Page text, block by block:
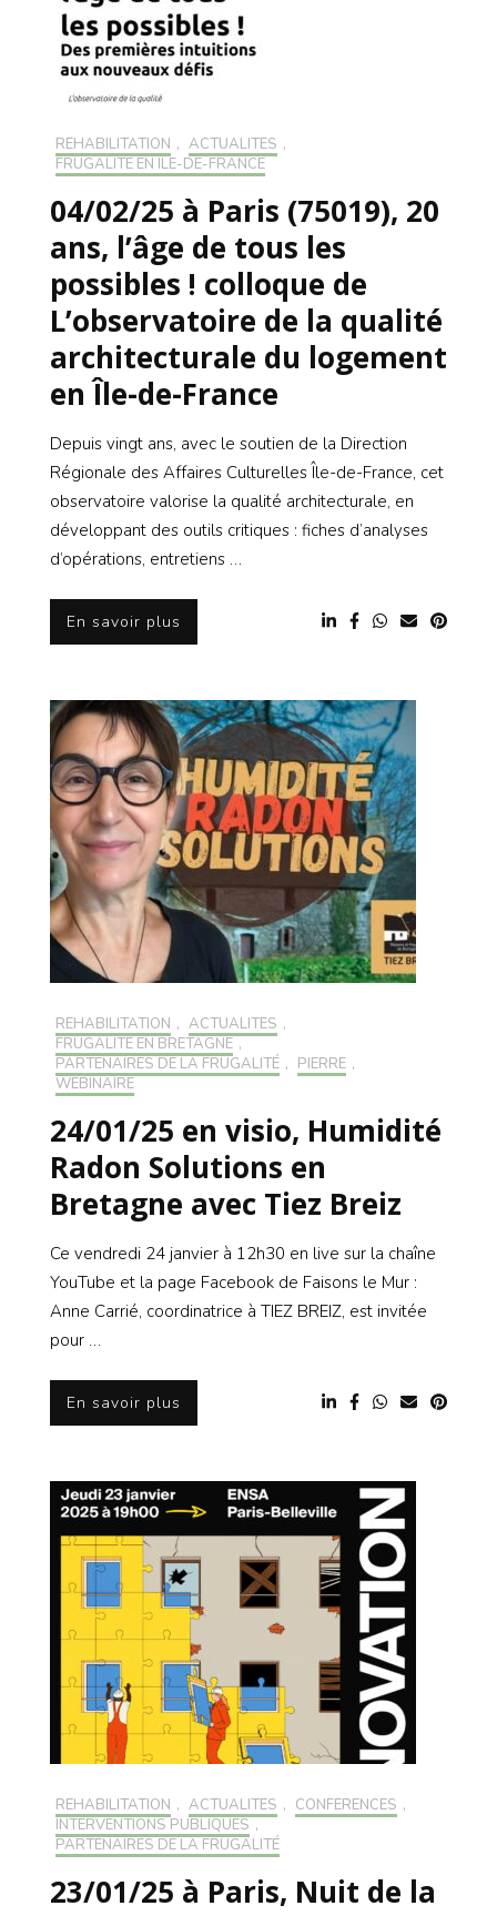
RÉHABILITATION , ACTUALITÉS ,
FRUGALITÉ EN ILE-DE-FRANCE
04/02/25 à Paris (75019), 20
ans, l’âge de tous les
possibles ! colloque de
L’observatoire de la qualité
architecturale du logement
en Île-de-France
Depuis vingt ans, avec le soutien de la Direction
Régionale des Affaires Culturelles Île-de-France, cet
observatoire valorise la qualité architecturale, en
développant des outils critiques : fiches d’analyses
d’opérations, entretiens …
En savoir plus
RÉHABILITATION , ACTUALITÉS ,
FRUGALITÉ EN BRETAGNE ,
PARTENAIRES DE LA FRUGALITÉ , PIERRE ,
WEBINAIRE
24/01/25 en visio, Humidité
Radon Solutions en
Bretagne avec Tiez Breiz
Ce vendredi 24 janvier à 12h30 en live sur la chaîne
YouTube et la page Facebook de Faisons le Mur :
Anne Carrié, coordinatrice à TIEZ BREIZ, est invitée
pour …
En savoir plus
RÉHABILITATION , ACTUALITÉS , CONFÉRENCES ,
INTERVENTIONS PUBLIQUES ,
PARTENAIRES DE LA FRUGALITÉ
23/01/25 à Paris, Nuit de la